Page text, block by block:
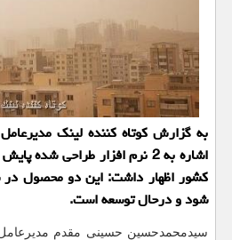
به گزارش کوتاه کننده لینک
اشاره به 2 نرم افزار طراحی
کشور اظهار داشت: این دو محصول در
شود و درحال توسعه است.
سیدمحمدحسین حسینی مقدم